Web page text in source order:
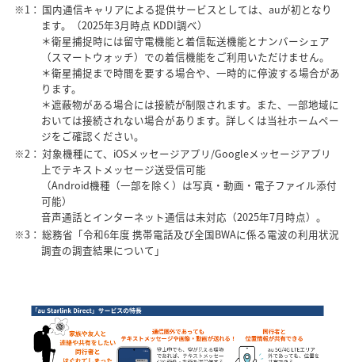
※1： 国内通信キャリアによる提供サービスとしては、auが初となり
ます。（2025年3月時点 KDDI調べ）
＊衛星捕捉時には留守電機能と着信転送機能とナンバーシェア
（スマートウォッチ）での着信機能をご利用いただけません。
＊衛星捕捉まで時間を要する場合や、一時的に停波する場合があ
ります。
＊遮蔽物がある場合には接続が制限されます。また、一部地域に
おいては接続されない場合があります。詳しくは当社ホームペー
ジをご確認ください。
※2： 対象機種にて、iOSメッセージアプリ/Googleメッセージアプリ
上でテキストメッセージ送受信可能
（Android機種（一部を除く）は写真・動画・電子ファイル添付
可能）
音声通話とインターネット通信は未対応（2025年7月時点）。
※3： 総務省「令和6年度 携帯電話及び全国BWAに係る電波の利用状況
調査の調査結果について」